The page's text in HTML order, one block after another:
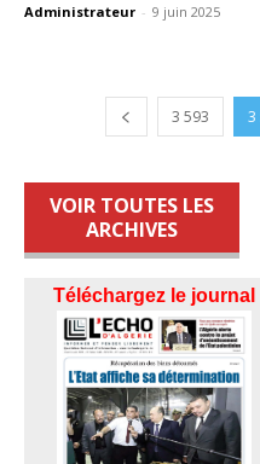
Administrateur - 9 juin 2025
3 593 3
VOIR TOUTES LES
ARCHIVES